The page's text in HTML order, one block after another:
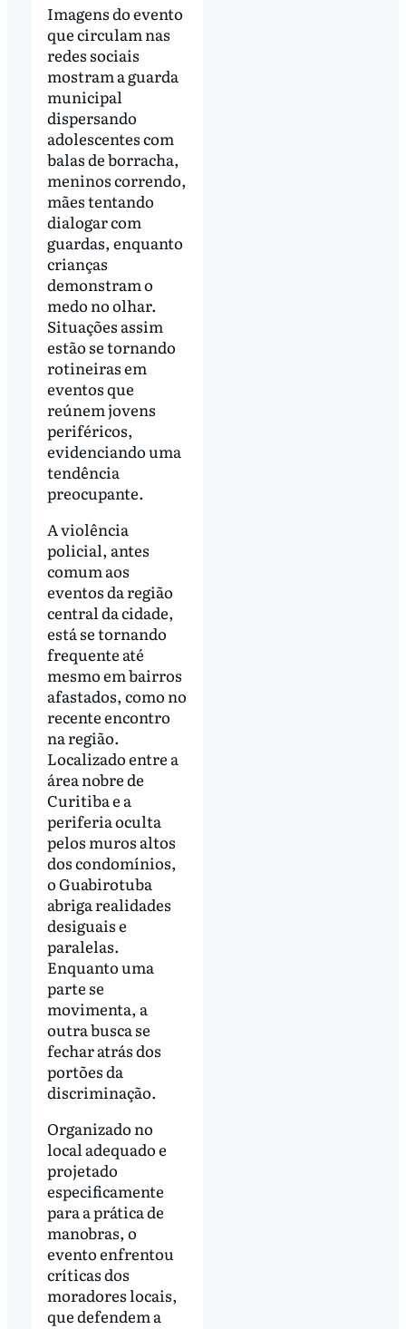
Imagens do evento
que circulam nas
redes sociais
mostram a guarda
municipal
dispersando
adolescentes com
balas de borracha,
meninos correndo,
mães tentando
dialogar com
guardas, enquanto
crianças
demonstram o
medo no olhar.
Situações assim
estão se tornando
rotineiras em
eventos que
reúnem jovens
periféricos,
evidenciando uma
tendência
preocupante.
A violência
policial, antes
comum aos
eventos da região
central da cidade,
está se tornando
frequente até
mesmo em bairros
afastados, como no
recente encontro
na região.
Localizado entre a
área nobre de
Curitiba e a
periferia oculta
pelos muros altos
dos condomínios,
o Guabirotuba
abriga realidades
desiguais e
paralelas.
Enquanto uma
parte se
movimenta, a
outra busca se
fechar atrás dos
portões da
discriminação.
Organizado no
local adequado e
projetado
especificamente
para a prática de
manobras, o
evento enfrentou
críticas dos
moradores locais,
que defendem a